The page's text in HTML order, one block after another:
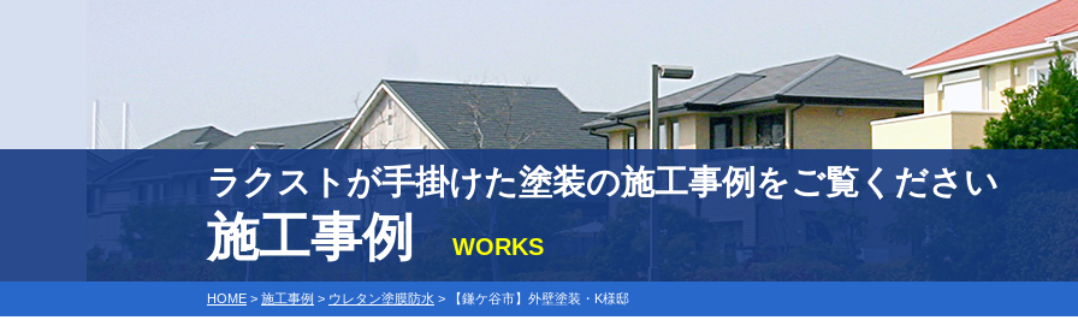
ラクストが手掛けた塗装の施工事例をご覧ください
施工事例 WORKS
HOME > 施工事例 > ウレタン塗膜防水 > 【鎌ケ谷市】外壁塗装・K様邸